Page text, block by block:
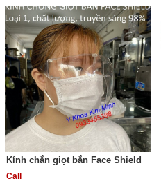
Kính chắn giọt bắn Face Shield
Call